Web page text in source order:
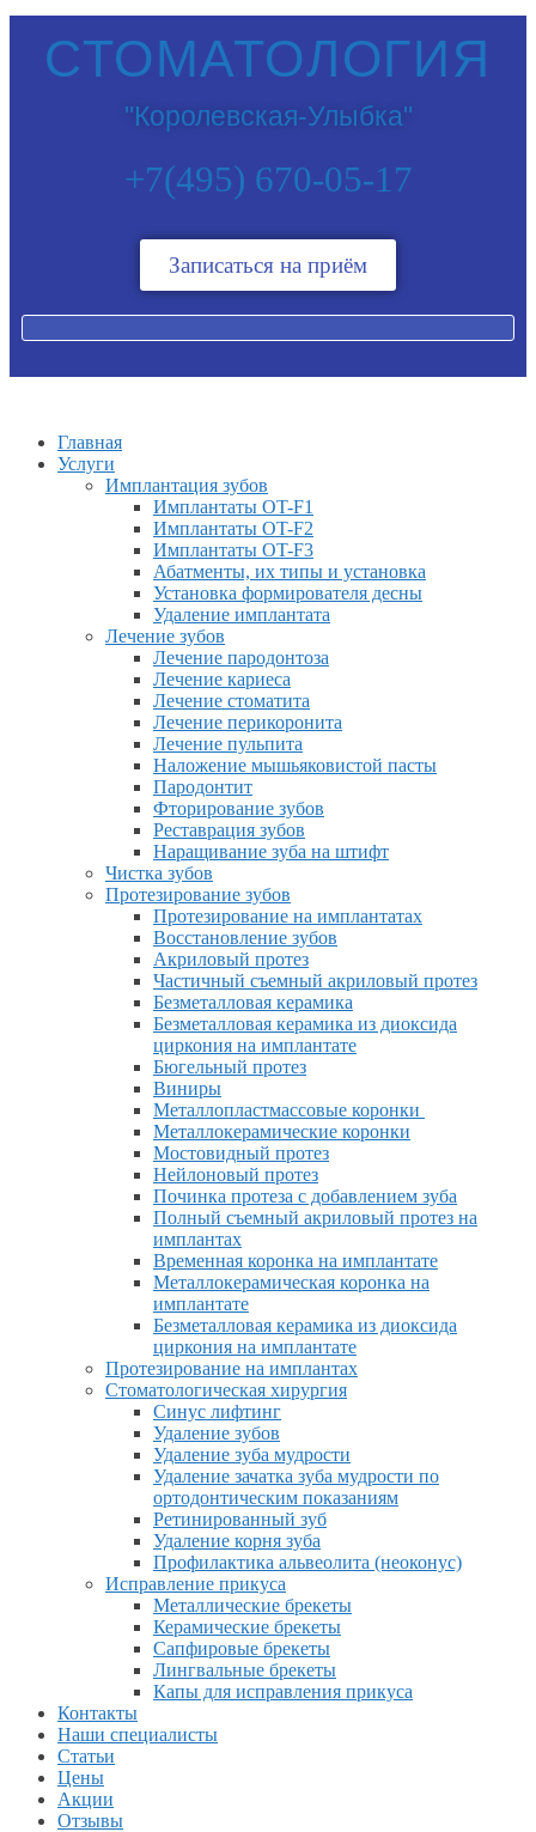
СТОМАТОЛОГИЯ
"Королевская-Улыбка"
+7(495) 670-05-17
Записаться на приём
Главная
Услуги
Имплантация зубов
Имплантаты OT-F1
Имплантаты OT-F2
Имплантаты OT-F3
Абатменты, их типы и установка
Установка формирователя десны
Удаление имплантата
Лечение зубов
Лечение пародонтоза
Лечение кариеса
Лечение стоматита
Лечение перикоронита
Лечение пульпита
Наложение мышьяковистой пасты
Пародонтит
Фторирование зубов
Реставрация зубов
Наращивание зуба на штифт
Чистка зубов
Протезирование зубов
Протезирование на имплантатах
Восстановление зубов
Акриловый протез
Частичный съемный акриловый протез
Безметалловая керамика
Безметалловая керамика из диоксида
циркония на имплантате
Бюгельный протез
Виниры
Металлопластмассовые коронки
Металлокерамические коронки
Мостовидный протез
Нейлоновый протез
Починка протеза с добавлением зуба
Полный съемный акриловый протез на
имплантах
Временная коронка на имплантате
Металлокерамическая коронка на
имплантате
Безметалловая керамика из диоксида
циркония на имплантате
Протезирование на имплантах
Стоматологическая хирургия
Синус лифтинг
Удаление зубов
Удаление зуба мудрости
Удаление зачатка зуба мудрости по
ортодонтическим показаниям
Ретинированный зуб
Удаление корня зуба
Профилактика альвеолита (неоконус)
Исправление прикуса
Металлические брекеты
Керамические брекеты
Сапфировые брекеты
Лингвальные брекеты
Капы для исправления прикуса
Контакты
Наши специалисты
Статьи
Цены
Акции
Отзывы